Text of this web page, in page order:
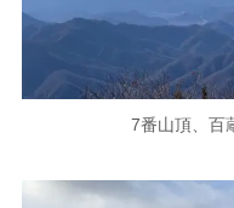
7番山頂、百